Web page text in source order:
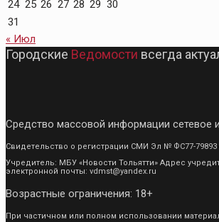
24 25 26 27 28 29 30
31
« Июл
Городские Ведомости всегда
Средство массовой информации сетевое
Свидетельство о регистрации СМИ Эл № ФС77-
Учредитель: МБУ «Новости Тольятти» Адрес
электронной почты: vdmst@yandex.ru
Возрастные ограничения: 18+
При частичном или полном использовании